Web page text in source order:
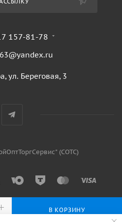
В КОРЗИНУ
157-81-78
ул. Береговая, 3
(СОТС)